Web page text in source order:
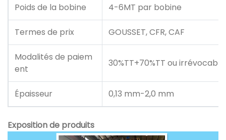
Poids de la bobine 4-6MT par bobine
Termes de prix GOUSSET, CFR, CAF
Modalités de paiem
ent
30%TT+70%TT ou irrévocable
Épaisseur 0,13 mm-2,0 mm
Exposition de produits